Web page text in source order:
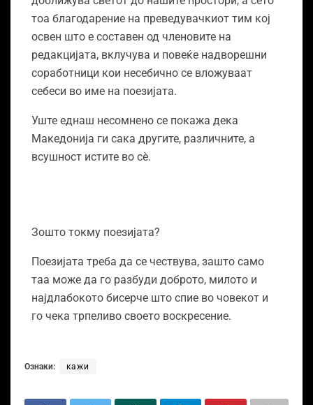
тоа благодарение на преведувачкиот тим кој
освен што е составен од членовите на
редакцијата, вклучува и повеќе надворешни
соработници кои несебично се вложуваат
себеси во име на поезијата.
Уште еднаш несомнено се покажа дека
Македонија ги сака другите, различните, а
всушност истите во сѐ.
Зошто токму поезијата?
Поезијата треба да се чествува, зашто само
таа може да го разбуди доброто, милото и
најдлабокото бисерче што спие во човекот и
го чека трпеливо своето воскресение.
Ознаки: кажи